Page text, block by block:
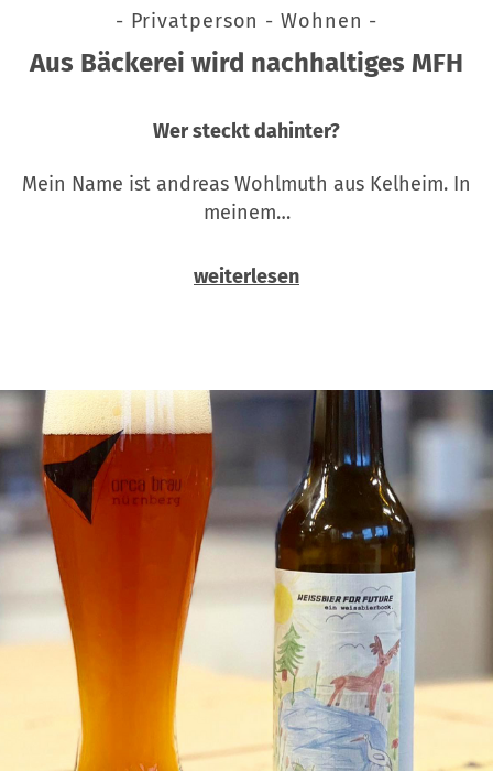
- Privatperson - Wohnen -
Aus Bäckerei wird nachhaltiges MFH
Wer steckt dahinter?
Mein Name ist andreas Wohlmuth aus Kelheim. In
meinem…
weiterlesen